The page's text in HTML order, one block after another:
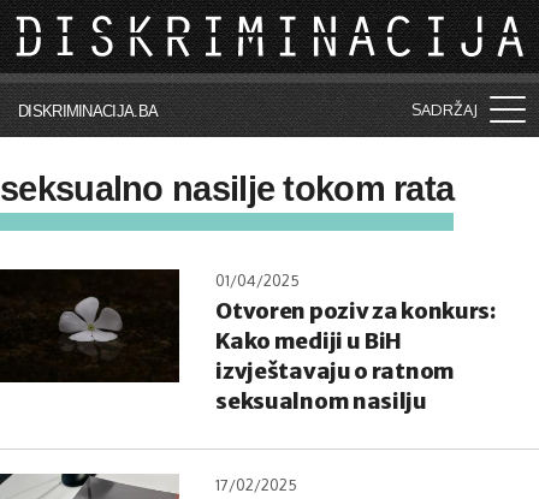
Skip to main content
DISKRIMINACIJA.BA SADRŽAJ
Vijesti i događaji
Kolumne
Lične priče
Saradnja sa medijima
seksualno nasilje tokom rata
01/04/2025
Otvoren poziv za konkurs:
Kako mediji u BiH
izvještavaju o ratnom
seksualnom nasilju
17/02/2025